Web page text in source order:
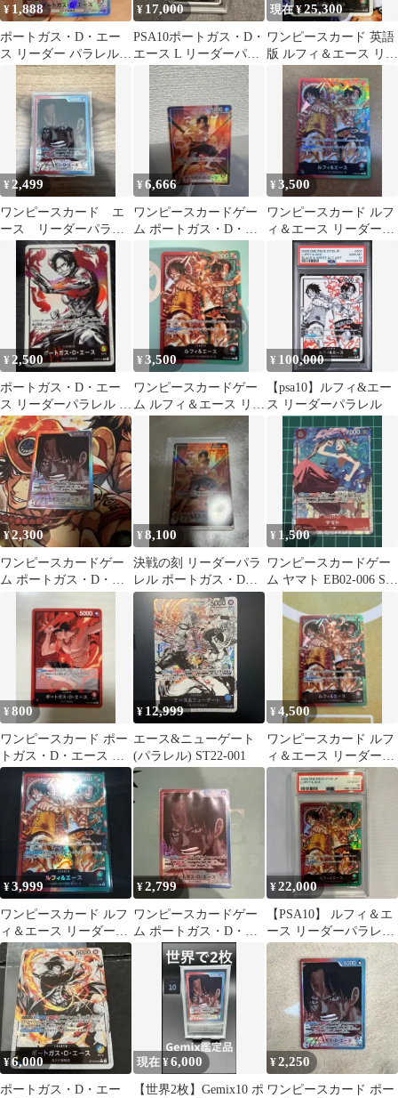
¥ 1,888
ポートガス・D・エー
ス リーダー パラレル
ワンピースカード
OP13-002
¥ 17,000
PSA10ポートガス・D・
エース L リーダーパラ
レルOP03-001
現在 ¥25,300
ワンピースカード 英語
版 ルフィ＆エース リー
¥ 2,499
ワンピースカード エ
ース リーダーパラレ
¥6,666
ワンピースカードゲー
ム ポートガス・D・エ
ース パラレル
¥3,500
ワンピースカード ルフ
ィ＆エース リーダーパ
ラレル
¥ 2,500
ポートガス・D・エー
ス リーダーパラレル リ
ーパラOP03-001
¥3,500
ワンピースカードゲー
ム ルフィ＆エース リー
¥ 100,000
【psa10】ルフィ&エー
ス リーダーパラレル
¥2,300
ワンピースカードゲー
ム ポートガス・D・エ
ース リーダーパラレル
¥8,100
決戦の刻 リーダーパラ
レル ポートガス・D・
エース
¥ 1,500
ワンピースカードゲー
ム ヤマト EB02-006 SR
¥800
ワンピースカード ポー
トガス・D・エース リ
ーダーパラレル
¥ 12,999
エース&ニューゲート
(パラレル) ST22-001
¥4,500
ワンピースカード ルフ
ィ＆エース リーダーパ
ラレル
¥3,999
ワンピースカード ルフ
ィ＆エース リーダーパ
ラレル
¥2,799
ワンピースカードゲー
ム ポートガス・D・エ
ース リーダーパラレル
¥22,000
【PSA10】 ルフィ＆エ
ース リーダーパラレル
ワンピースカード
¥6,000
ポートガス・D・エー
現在 ¥6,000
【世界2枚】Gemix10 ポ
¥2,250
ワンピースカード ポー